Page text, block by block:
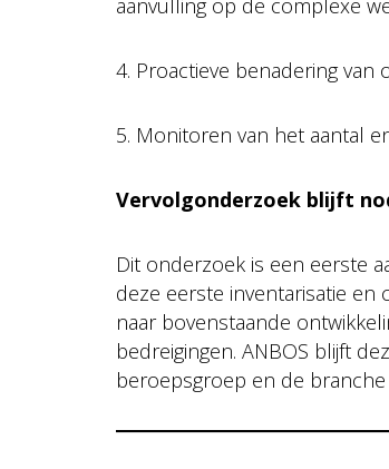
4. Proactieve benadering van
5. Monitoren van het aantal
Vervolgonderzoek blijft
Dit onderzoek is een eerste
deze eerste inventarisatie en
naar bovenstaande
bedreigingen. ANBOS blijft
beroepsgroep en de